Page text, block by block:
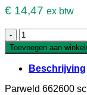
€ 14,47 ex btw
Parweld
662600
600A
aantal
Toevoegen aan
Beschrijving
Parweld 662600